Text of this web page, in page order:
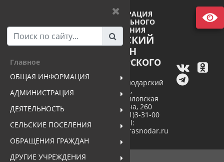
Главное
ОБЩАЯ ИНФОРМАЦИЯ
АДМИНИСТРАЦИЯ
ДЕЯТЕЛЬНОСТЬ
СЕЛЬСКИЕ ПОСЕЛЕНИЯ
ОБРАЩЕНИЯ ГРАЖДАН
ДРУГИЕ УЧРЕЖДЕНИЯ
АДМИНИСТРАЦИЯ
МУНИЦИПАЛЬНОГО
ОБРАЗОВАНИЯ
ПАВЛОВСКИЙ
РАЙОН
КРАСНОДАРСКОГО
352040, Краснодарский
край,
станица Павловская
ул. Пушкина, 260
тел. +7(86191)3-31-00
e-mail:
pavlovsk@mo.krasnodar.ru